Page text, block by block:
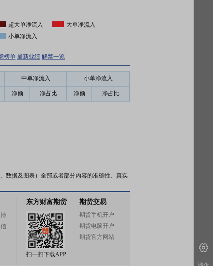
超大单净流入
大单净流入
小单净流入
榜单 最新业绩 解禁一览
中单净流入 小单净流入
净额 净占比 净额 净占比
数据及图表）全部或者部分内容的准确性、真实
东方财富期货
扫一扫下载APP
期货交易
期货手机开户
期货电脑开户
期货官方网站